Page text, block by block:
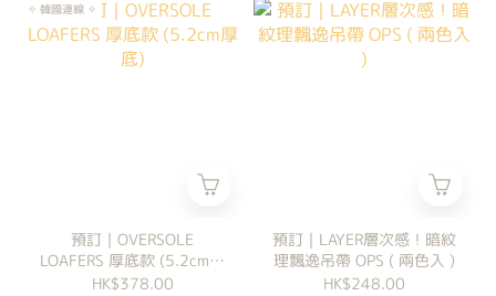
✧ 韓國連線 ✧
預訂｜OVERSOLE
LOAFERS 厚底款 (5.2cm厚
底)
HK$378.00
預訂｜LAYER層次感！暗紋
理飄逸吊帶 OPS ( 兩色入 )
HK$248.00